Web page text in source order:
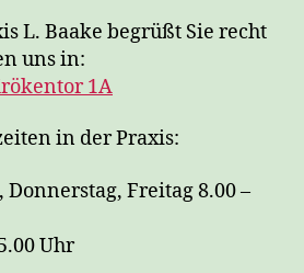
L. Baake begrüßt Sie recht
uns in:
1A
in der Praxis:
Freitag 8.00 –
Uhr